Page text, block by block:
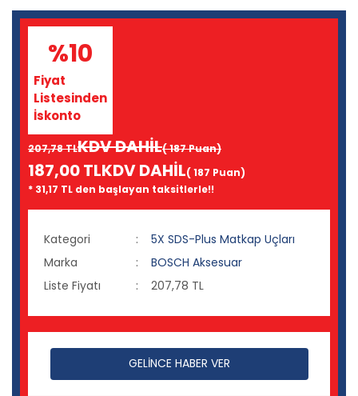
%10
Fiyat
Listesinden
İskonto
207,78 TLKDV DAHİL( 187 Puan)
187,00 TLKDV DAHİL( 187 Puan)
* 31,17 TL den başlayan taksitlerle!!
Kategori
5X SDS-Plus Matkap Uçları
Marka
BOSCH Aksesuar
Liste Fiyatı
207,78 TL
GELİNCE HABER VER